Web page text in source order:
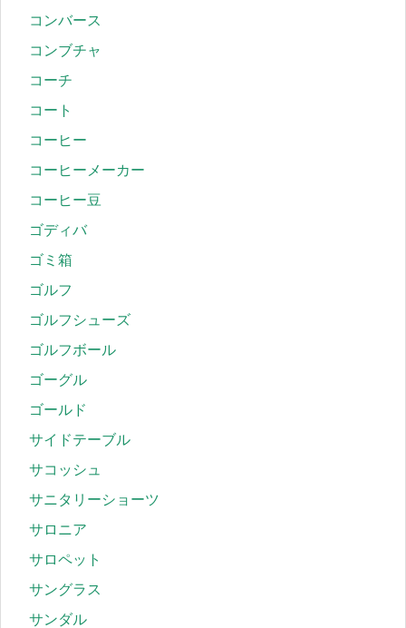
コンバース
コンブチャ
コーチ
コート
コーヒー
コーヒーメーカー
コーヒー豆
ゴディバ
ゴミ箱
ゴルフ
ゴルフシューズ
ゴルフボール
ゴーグル
ゴールド
サイドテーブル
サコッシュ
サニタリーショーツ
サロニア
サロペット
サングラス
サンダル